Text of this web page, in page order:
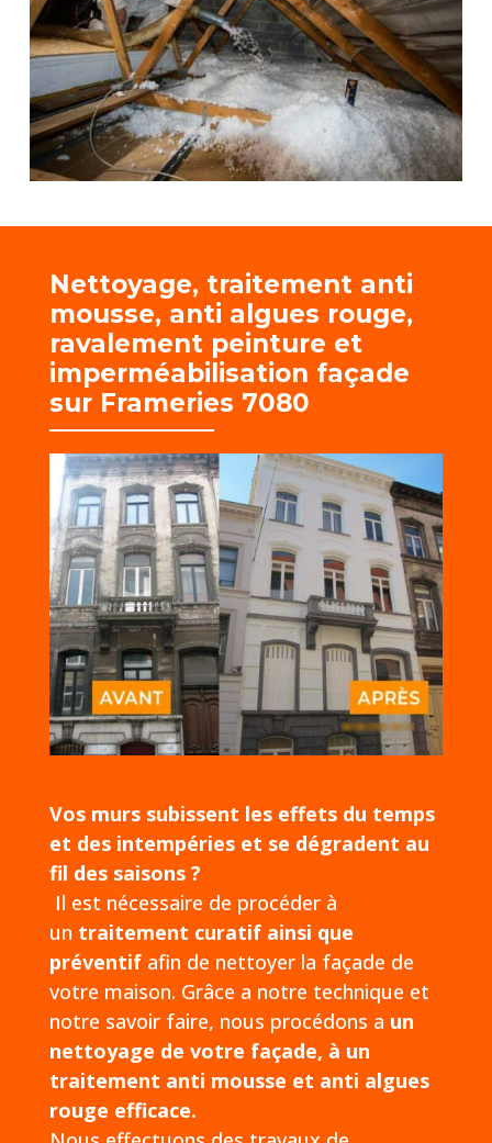
Nettoyage, traitement anti
mousse, anti algues rouge,
ravalement peinture et
imperméabilisation façade
sur Frameries 7080
Vos murs subissent les effets du temps
et des intempéries et se dégradent au
fil des saisons ?
Il est nécessaire de procéder à
un traitement curatif ainsi que
préventifafin de nettoyer la façade de
votre maison. Grâce a notre technique et
notre savoir faire, nous procédons a un
nettoyage de votre façade, à un
traitement anti mousse et anti algues
rouge efficace.